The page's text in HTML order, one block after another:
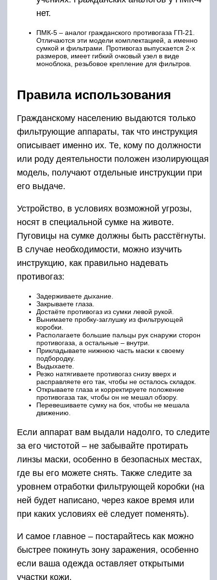
нет.
ПМК-5 – аналог гражданского противогаза ГП-21.
Отличаются эти модели комплектацией, а именно
сумкой и фильтрами. Противогаз выпускается 2-х
размеров, имеет гибкий очковый узел в виде
моноблока, резьбовое крепление для фильтров.
Правила использования
Гражданскому населению выдаются только
фильтрующие аппараты, так что инструкция
описывает именно их. Те, кому по должности
или роду деятельности положен изолирующая
модель, получают отдельные инструкции при
его выдаче.
Устройство, в условиях возможной угрозы,
носят в специальной сумке на животе.
Пуговицы на сумке должны быть расстёгнуты.
В случае необходимости, можно изучить
инструкцию, как правильно надевать
противогаз:
Задерживаете дыхание.
Закрываете глаза.
Достаёте противогаз из сумки левой рукой.
Вынимаете пробку-заглушку из фильтрующей
коробки.
Располагаете большие пальцы рук снаружи сторон
противогаза, а остальные – внутри.
Прикладываете нижнюю часть маски к своему
подбородку.
Выдыхаете.
Резко натягиваете противогаз снизу вверх и
расправляете его так, чтобы не осталось складок.
Открываете глаза и корректируете положение
противогаза так, чтобы он не мешал обзору.
Перевешиваете сумку на бок, чтобы не мешала
движению.
Если аппарат вам выдали надолго, то следите
за его чистотой – не забывайте протирать
линзы маски, особенно в безопасных местах,
где вы его можете снять. Также следите за
уровнем отработки фильтрующей коробки (на
ней будет написано, через какое время или
при каких условиях её следует поменять).
И самое главное – постарайтесь как можно
быстрее покинуть зону заражения, особенно
если ваша одежда оставляет открытыми
участки кожи.